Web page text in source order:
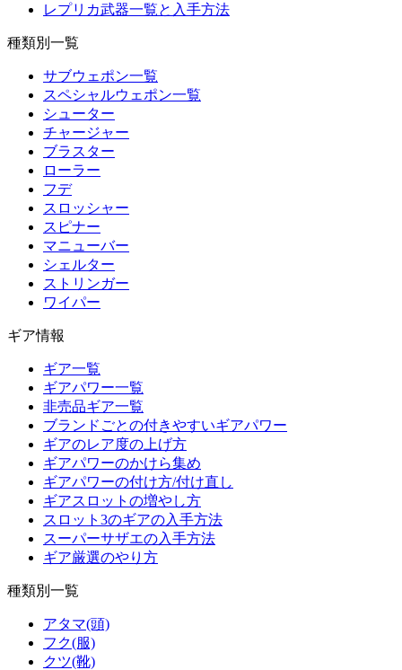
レプリカ武器一覧と入手方法
種類別一覧
サブウェポン一覧
スペシャルウェポン一覧
シューター
チャージャー
ブラスター
ローラー
フデ
スロッシャー
スピナー
マニューバー
シェルター
ストリンガー
ワイパー
ギア情報
ギア一覧
ギアパワー一覧
非売品ギア一覧
ブランドごとの付きやすいギアパワー
ギアのレア度の上げ方
ギアパワーのかけら集め
ギアパワーの付け方/付け直し
ギアスロットの増やし方
スロット3のギアの入手方法
スーパーサザエの入手方法
ギア厳選のやり方
種類別一覧
アタマ(頭)
フク(服)
クツ(靴)